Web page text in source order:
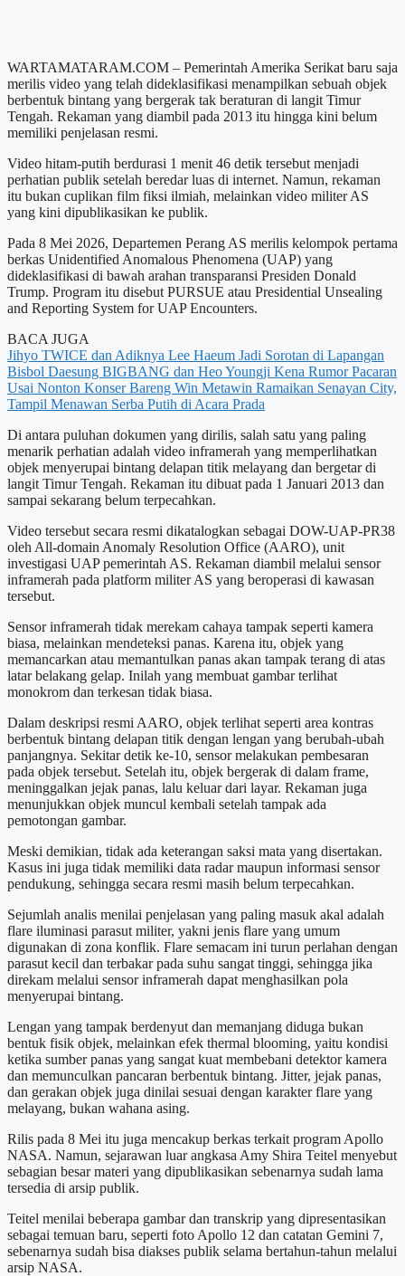
WARTAMATARAM.COM – Pemerintah Amerika Serikat baru saja
merilis video yang telah dideklasifikasi menampilkan sebuah objek
berbentuk bintang yang bergerak tak beraturan di langit Timur
Tengah. Rekaman yang diambil pada 2013 itu hingga kini belum
memiliki penjelasan resmi.
Video hitam-putih berdurasi 1 menit 46 detik tersebut menjadi
perhatian publik setelah beredar luas di internet. Namun, rekaman
itu bukan cuplikan film fiksi ilmiah, melainkan video militer AS
yang kini dipublikasikan ke publik.
Pada 8 Mei 2026, Departemen Perang AS merilis kelompok pertama
berkas Unidentified Anomalous Phenomena (UAP) yang
dideklasifikasi di bawah arahan transparansi Presiden Donald
Trump. Program itu disebut PURSUE atau Presidential Unsealing
and Reporting System for UAP Encounters.
BACA JUGA
Jihyo TWICE dan Adiknya Lee Haeum Jadi Sorotan di Lapangan
Bisbol Daesung BIGBANG dan Heo Youngji Kena Rumor Pacaran
Usai Nonton Konser Bareng Win Metawin Ramaikan Senayan City,
Tampil Menawan Serba Putih di Acara Prada
Di antara puluhan dokumen yang dirilis, salah satu yang paling
menarik perhatian adalah video inframerah yang memperlihatkan
objek menyerupai bintang delapan titik melayang dan bergetar di
langit Timur Tengah. Rekaman itu dibuat pada 1 Januari 2013 dan
sampai sekarang belum terpecahkan.
Video tersebut secara resmi dikatalogkan sebagai DOW-UAP-PR38
oleh All-domain Anomaly Resolution Office (AARO), unit
investigasi UAP pemerintah AS. Rekaman diambil melalui sensor
inframerah pada platform militer AS yang beroperasi di kawasan
tersebut.
Sensor inframerah tidak merekam cahaya tampak seperti kamera
biasa, melainkan mendeteksi panas. Karena itu, objek yang
memancarkan atau memantulkan panas akan tampak terang di atas
latar belakang gelap. Inilah yang membuat gambar terlihat
monokrom dan terkesan tidak biasa.
Dalam deskripsi resmi AARO, objek terlihat seperti area kontras
berbentuk bintang delapan titik dengan lengan yang berubah-ubah
panjangnya. Sekitar detik ke-10, sensor melakukan pembesaran
pada objek tersebut. Setelah itu, objek bergerak di dalam frame,
meninggalkan jejak panas, lalu keluar dari layar. Rekaman juga
menunjukkan objek muncul kembali setelah tampak ada
pemotongan gambar.
Meski demikian, tidak ada keterangan saksi mata yang disertakan.
Kasus ini juga tidak memiliki data radar maupun informasi sensor
pendukung, sehingga secara resmi masih belum terpecahkan.
Sejumlah analis menilai penjelasan yang paling masuk akal adalah
flare iluminasi parasut militer, yakni jenis flare yang umum
digunakan di zona konflik. Flare semacam ini turun perlahan dengan
parasut kecil dan terbakar pada suhu sangat tinggi, sehingga jika
direkam melalui sensor inframerah dapat menghasilkan pola
menyerupai bintang.
Lengan yang tampak berdenyut dan memanjang diduga bukan
bentuk fisik objek, melainkan efek thermal blooming, yaitu kondisi
ketika sumber panas yang sangat kuat membebani detektor kamera
dan memunculkan pancaran berbentuk bintang. Jitter, jejak panas,
dan gerakan objek juga dinilai sesuai dengan karakter flare yang
melayang, bukan wahana asing.
Rilis pada 8 Mei itu juga mencakup berkas terkait program Apollo
NASA. Namun, sejarawan luar angkasa Amy Shira Teitel menyebut
sebagian besar materi yang dipublikasikan sebenarnya sudah lama
tersedia di arsip publik.
Teitel menilai beberapa gambar dan transkrip yang dipresentasikan
sebagai temuan baru, seperti foto Apollo 12 dan catatan Gemini 7,
sebenarnya sudah bisa diakses publik selama bertahun-tahun melalui
arsip NASA.